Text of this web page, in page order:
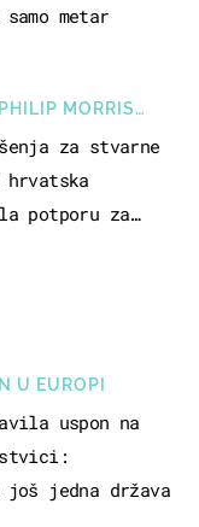
U EUROPI
uspon na
još jedna država
metar
MORRIS
za stvarne
hrvatska
potporu za